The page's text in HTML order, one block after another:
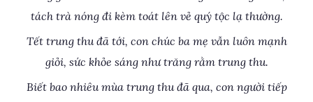
tách trà nóng đi kèm toát lên vẻ quý tộc lạ thường.
Tết trung thu đã tới, con chúc ba mẹ vẫn luôn mạnh
giỏi, sức khỏe sáng như trăng rằm trung thu.
Biết bao nhiêu mùa trung thu đã qua, con người tiếp